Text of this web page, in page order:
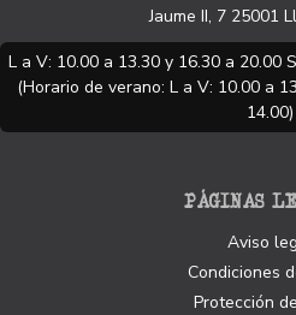
Jaume II, 7 25001
L a V: 10.00 a 13.30 y 16.30 a 20.00
(Horario de verano: L a V: 10.00 a
14.00)
PÁGINAS
Aviso
Condiciones
Protección